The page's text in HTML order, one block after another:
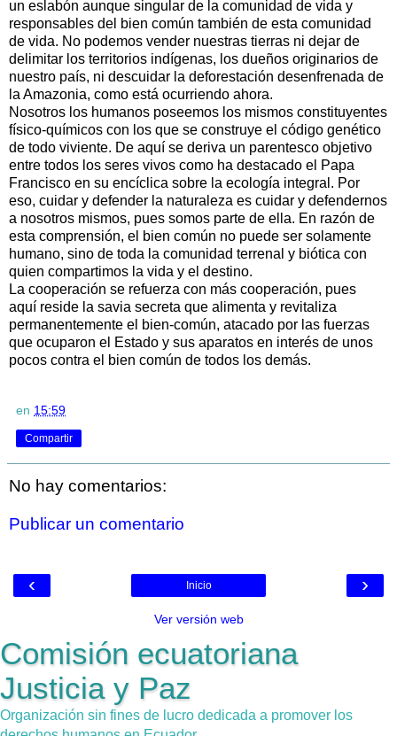
un eslabón aunque singular de la comunidad de vida y
responsables del bien común también de esta comunidad
de vida. No podemos vender nuestras tierras ni dejar de
delimitar los territorios indígenas, los dueños originarios de
nuestro país, ni descuidar la deforestación desenfrenada de
la Amazonia, como está ocurriendo ahora.
Nosotros los humanos poseemos los mismos constituyentes
físico-químicos con los que se construye el código genético
de todo viviente. De aquí se deriva un parentesco objetivo
entre todos los seres vivos como ha destacado el Papa
Francisco en su encíclica sobre la ecología integral. Por
eso, cuidar y defender la naturaleza es cuidar y defendernos
a nosotros mismos, pues somos parte de ella. En razón de
esta comprensión, el bien común no puede ser solamente
humano, sino de toda la comunidad terrenal y biótica con
quien compartimos la vida y el destino.
La cooperación se refuerza con más cooperación, pues
aquí reside la savia secreta que alimenta y revitaliza
permanentemente el bien-común, atacado por las fuerzas
que ocuparon el Estado y sus aparatos en interés de unos
pocos contra el bien común de todos los demás.
en 15:59
Compartir
No hay comentarios:
Publicar un comentario
‹ ›
Inicio
Ver versión web
Comisión ecuatoriana
Justicia y Paz
Organización sin fines de lucro dedicada a promover los